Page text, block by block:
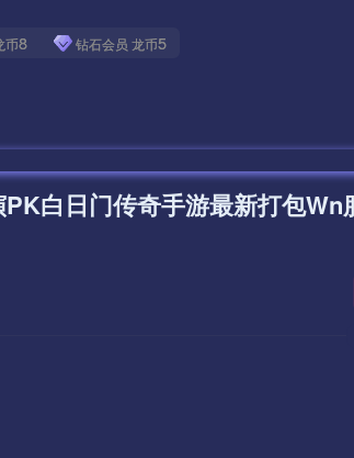
币8 钻石会员 龙币5
白日门传奇手游最新打包